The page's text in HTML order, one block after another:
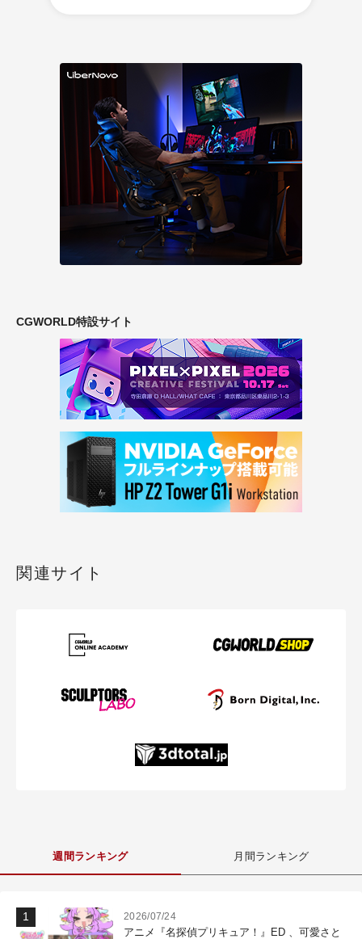
CGWORLD特設サイト
関連サイト
週間ランキング 月間ランキング
2026/07/24
アニメ『名探偵プリキュア！』ED 、可愛さと